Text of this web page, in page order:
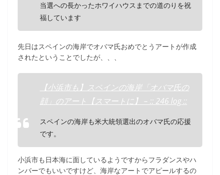
当選への長かったホワイハウスまでの道のりを祝
福しています
先日はスペインの海岸でオバマ氏おめでとうアートが作成
されたということでしたが、、、
【小浜市も】スペインの海岸「オバマ氏の
顔」のアート【スマートに】 – :: 246 log ::
スペインの海岸も米大統領選出のオバマ氏の応援
です。
小浜市も日本海に面しているようですからフラダンスやハ
ンバーでもいいですけど、海岸なアートでアピールするの